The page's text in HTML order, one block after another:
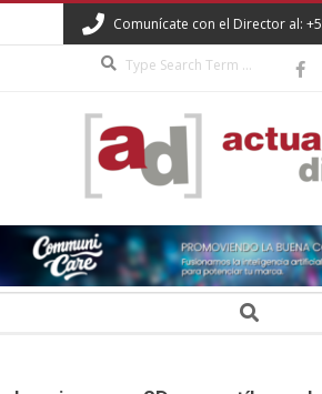
to
Comunícate con el Director al:
ACTUALIDAD
DIGITAL Search